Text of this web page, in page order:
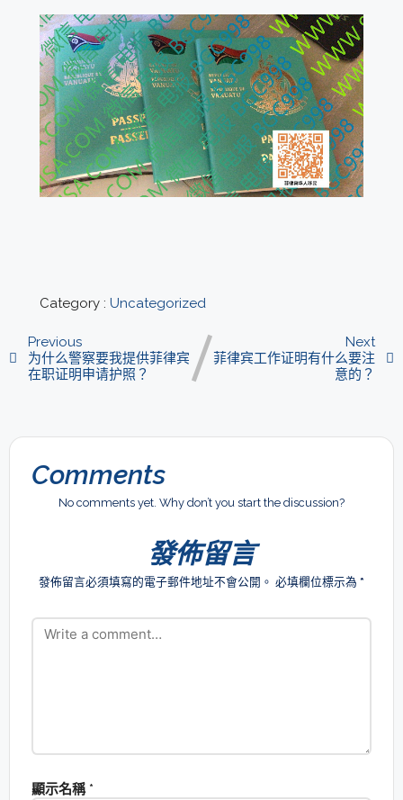
Category : Uncategorized
Previous
为什么警察要我提供菲律宾
在职证明申请护照？
Next
菲律宾工作证明有什么要注
意的？
Comments
No comments yet. Why don’t you start the discussion?
發佈留言
發佈留言必須填寫的電子郵件地址不會公開。 必填欄位標示為 *
顯示名稱 *